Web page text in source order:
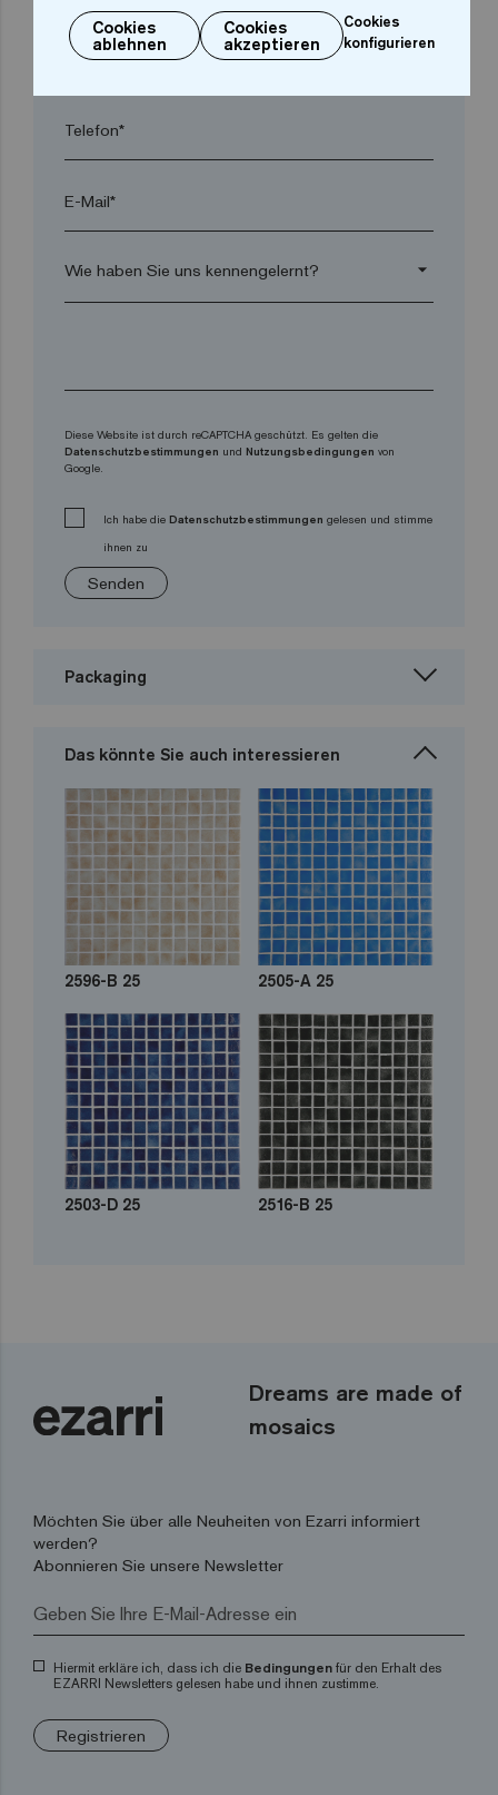
Telefon*
E-Mail*
arrow_drop_down
Diese Website ist durch reCAPTCHA geschützt. Es gelten die
Datenschutzbestimmungen und Nutzungsbedingungen von
Google.
Ich habe die Datenschutzbestimmungen gelesen und stimme
ihnen zu
Senden
Packaging
Das könnte Sie auch interessieren
2596-B 25 2505-A 25
2503-D 25 2516-B 25
Dreams are made of
mosaics
Möchten Sie über alle Neuheiten von Ezarri informiert
werden?
Abonnieren Sie unsere Newsletter
Hiermit erkläre ich, dass ich die Bedingungen für den Erhalt des
EZARRI Newsletters gelesen habe und ihnen zustimme.
Registrieren
Cookies
ablehnen
Cookies
akzeptieren
Cookies
konfigurieren